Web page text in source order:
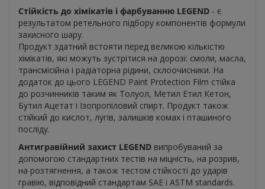
Стійкість до хімікатів і фарбуванню LEGEND - є
результатом ретельного підбору компонентів формули
захисного шару.
Продукт здатний встояти перед великою кількістю
хімікатів, які можуть зустрітися на дорозі: смоли, масла,
трансмісійна і радіаторна рідини, склоочисники. На
додаток до цього LEGEND Paint Protection Film стійка
до розчинників таким як Толуол, Метил Етил Кетон,
Бутил Ацетат і Ізопропіловий спирт. Продукт також
стійкий до кислот, лугів, залишків комах і пташиного
посліду.
Антигравійний захист LEGEND випробуваний за
допомогою стандартних тестів на міцність, на розрив,
на розтягнення, а також тестом стійкості до ударів
гравію, відповідний стандартам SAE і ASTM standards.